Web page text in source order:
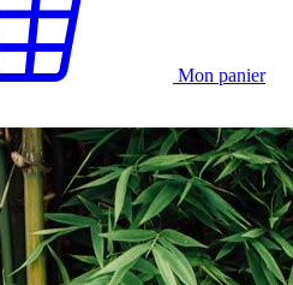
Mon panier